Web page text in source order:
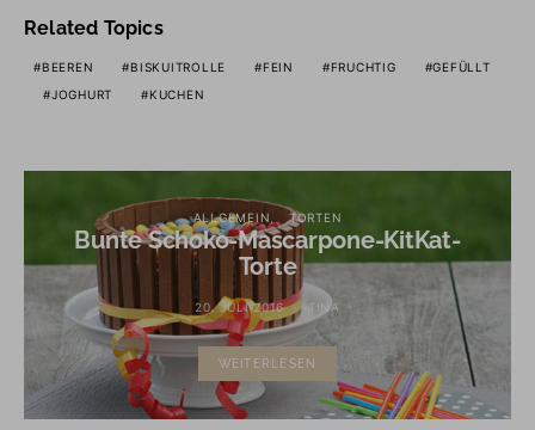
Related Topics
BEEREN BISKUITROLLE FEIN FRUCHTIG
GEFÜLLT
JOGHURT
KUCHEN
ALLGEMEIN TORTEN
Bunte Schoko-Mascarpone-KitKat-
Torte
20. JULI 2016 TINA
WEITERLESEN